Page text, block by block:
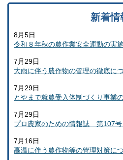
新着情
8月5日
令和８年秋の農作業安全運動の実
7月29日
大雨に伴う農作物の管理の徹底に
7月29日
とやまで就農受入体制づくり事業
7月29日
プロ農家のための情報誌 第107号
7月16日
高温に伴う農作物等の管理対策に